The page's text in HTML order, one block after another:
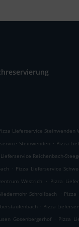
Lieferservice Steinwenden
Steinwenden . Pizza
Reichenbach-
. Pizza Lieferservice
Westrich . Pizza
Schrollbach . Pizza
. Pizza
Gosenbergerhof . Pizza